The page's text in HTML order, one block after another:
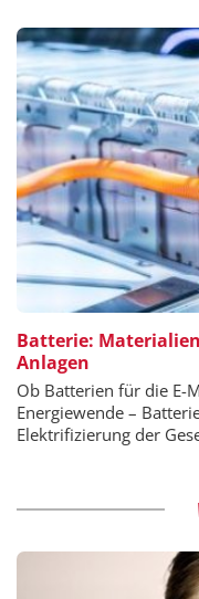
Batterie:
Anlagen
Ob Batterien für die E-
Energiewende –
Elektrifizierung der